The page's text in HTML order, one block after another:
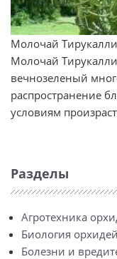
Молочай
Молочай
вечнозеленый
распространение
условиям
Разделы
Агротехника
Биология орхидей
Болезни и